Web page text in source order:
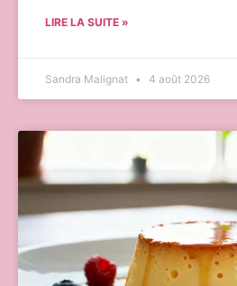
LIRE LA SUITE »
Sandra Malignat 4 août 2026